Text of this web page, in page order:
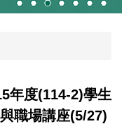
年度(114-2)學生
職場講座(5/27)